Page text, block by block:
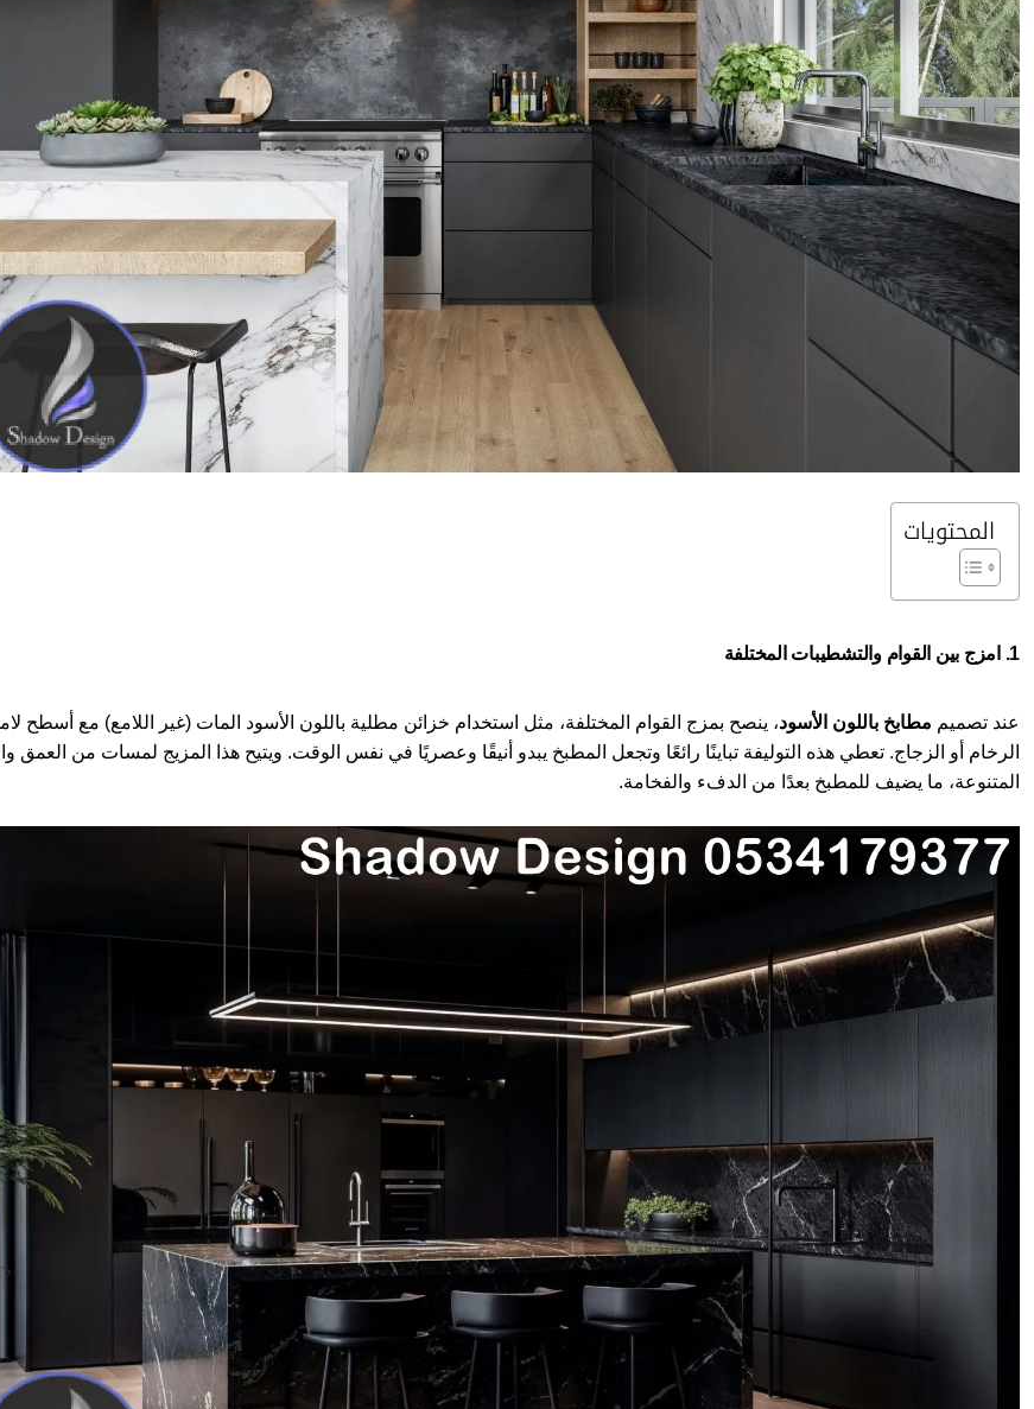
المحتويات
1. امزج بين القوام والتشطيبات المختلفة
عند تصميم مطابخ باللون الأسود، ينصح بمزج القوام المختلفة، مثل استخدام خزائن مطلية باللون الأسود المات (غير اللامع) مع أسطح
الرخام أو الزجاج. تعطي هذه التوليفة تباينًا رائعًا وتجعل المطبخ يبدو أنيقًا وعصريًا في نفس الوقت. ويتيح هذا المزيج لمسات من العمق
المتنوعة، ما يضيف للمطبخ بعدًا من الدفء والفخامة.